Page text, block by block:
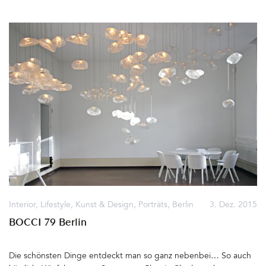
Müllsäcke, die zwei Kästen übergestülpt wurde, stören ein wenig.
Aber hier wurde vom den Designern bereits (Design)Abhilfe
geschaffen und ein anderes Müll-System erdacht.Was auf jeden
Fall in der Kreuzberger Küche einziehen wird, sind die Regale aus
Metall – »Lines«. Luftig-leichtes Design, schönes Material. Ich
werde Euch auf dem laufenden halten. Die Vorher-Fotos sind
schon im Kasten. Die fertig eingerichtete Wohnung gibt's
demnächst auf HOUZZ und auf dem Blog zu sehen... My Kilos,
Leipziger Straße 65, 10117 Berlin, Tel: +49 (0)30 899 971 4&hellip
schön und zeitgemäß sind. Inhaberin Ellen Teschendorf liebt die
Turk-Pfannen, die schon seit 1857 hergestellt werden, Messer von
Güde oder Windmühle, Töpfe und Wasserkessel von Le Creuset
oder die Spülbürsten aus der Manufaktur Redecker aus
Schleswig-Holstein. Bei Küchenliebe könnt Ihr Euch Inspirationen
für die Weihnachtstafel holen und wunderbar einkaufen…
Küchenliebe, Gärtnerstr. 28, 10245 Berlin, Tel: 030 – 77 90 11 83
Mo – Fr von 11.00 bis 20.00 Uhr, Sa von 10.30 bis 19.00
UhrKüchenliebe ist einer der 50 inspirierenden Designläden des
Berlin's FinestBuchs. Vielleicht auch eine Geschenkidee&hellip
3. Dez. 2015
Interior, Lifestyle, Kunst & Design, Porträts, Berlin
BOCCI 79 Berlin
Die schönsten Dinge entdeckt man so ganz nebenbei… So auch